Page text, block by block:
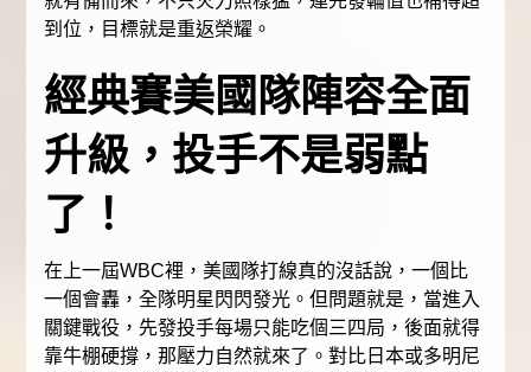
到位，目標就是重返榮耀。
經典賽美國隊陣容全面
升級，投手不是弱點
了！
在上一屆WBC裡，美國隊打線真的沒話說，一個比
一個會轟，全隊明星閃閃發光。但問題就是，當進入
關鍵戰役，先發投手每場只能吃個三四局，後面就得
靠牛棚硬撐，那壓力自然就來了。對比日本或多明尼